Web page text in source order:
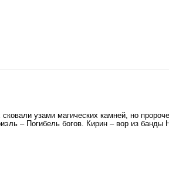
узами магических камней, но
– Погибель богов. Кирин – вор из банды